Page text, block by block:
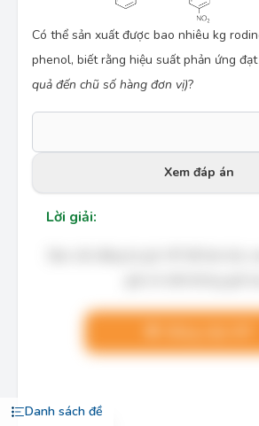
Danh sách đề
Có thể sản xuất được bao nhiêu kg
phenol, biết rằng hiệu suất phản ứng đạt
quả đến chũ số hàng đơn vị)?
Xem đáp án
Lời giải: